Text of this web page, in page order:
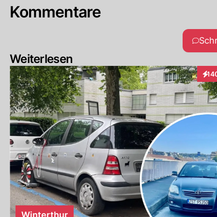
Kommentare
Weiterlesen
Winterthur